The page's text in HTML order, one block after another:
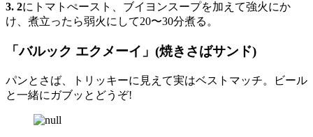
3. 2にトマトぺースト、ブイヨンスープを加えて強火にか
け、煮立ったら弱火にして20〜30分煮る。
「バルック エクメーイ」(焼きさばサンド)
パンとさば、トリッキーに見えて実はベストマッチ。ビール
と一緒にガブッとどうぞ!